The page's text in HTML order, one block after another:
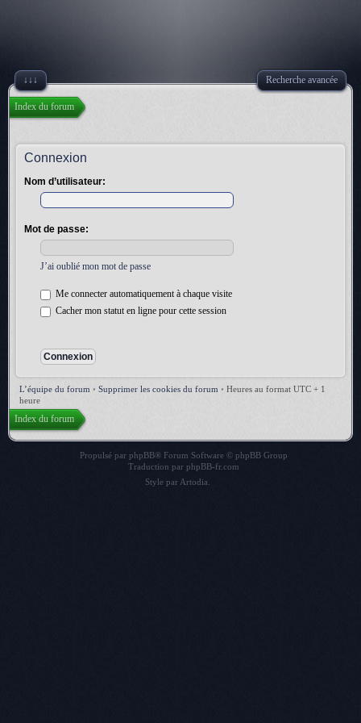
↓↓↓ Recherche avancée
Index du forum
Connexion
Nom d’utilisateur:
Mot de passe:
J’ai oublié mon mot de passe
Me connecter automatiquement à chaque visite
Cacher mon statut en ligne pour cette session
L’équipe du forum • Supprimer les cookies du forum • Heures au format UTC + 1
heure
Index du forum
Propulsé par phpBB® Forum Software © phpBB Group
Traduction par phpBB-fr.com
Style par Artodia